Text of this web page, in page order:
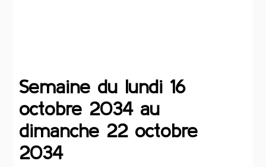
Semaine du lundi 16
octobre 2034 au
dimanche 22 octobre
2034